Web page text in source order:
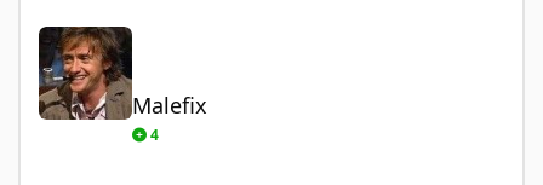
Malefix
4